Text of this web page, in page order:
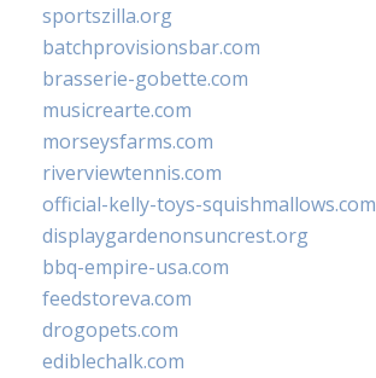
sportszilla.org
batchprovisionsbar.com
brasserie-gobette.com
musicrearte.com
morseysfarms.com
riverviewtennis.com
official-kelly-toys-squishmallows.com
displaygardenonsuncrest.org
bbq-empire-usa.com
feedstoreva.com
drogopets.com
ediblechalk.com